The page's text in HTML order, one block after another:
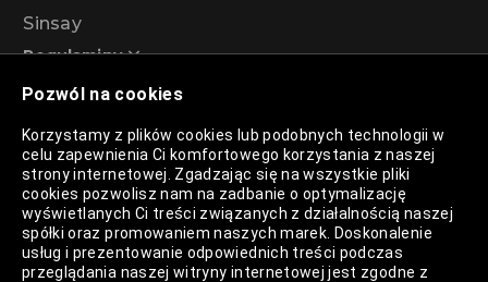
Pozwól na cookies
Korzystamy z plików cookies lub podobnych technologii w
celu zapewnienia Ci komfortowego korzystania z naszej
strony internetowej. Zgadzając się na wszystkie pliki
cookies pozwolisz nam na zadbanie o optymalizację
wyświetlanych Ci treści związanych z działalnością naszej
spółki oraz promowaniem naszych marek. Doskonalenie
usług i prezentowanie odpowiednich treści podczas
przeglądania naszej witryny internetowej jest zgodne z
Sinsay
Regulaminy
Regulamin akcji promocyjnej – Program
rabatowy 99%
Polityka Prywatności
Polityka Plików Cookies